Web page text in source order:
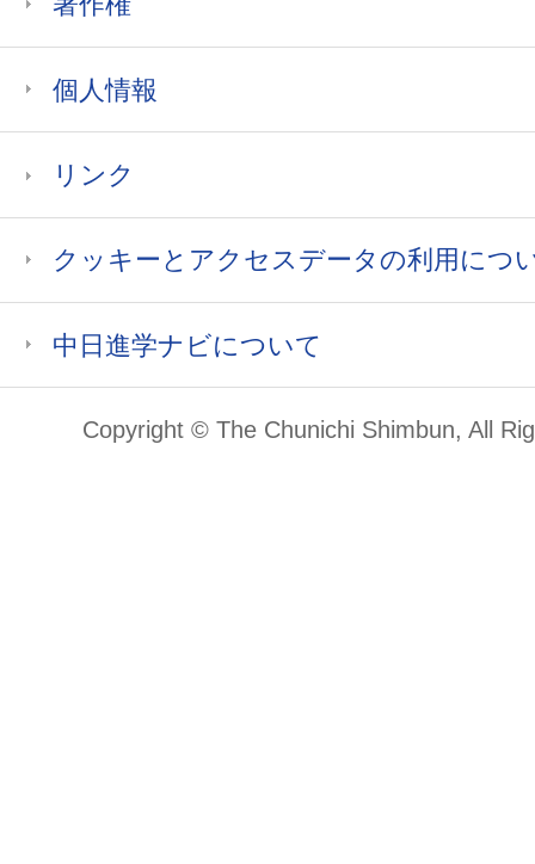
個人情報
リンク
クッキーとアクセスデータの利用につ
中日進学ナビについて
Copyright © The Chunichi Shimbun, All